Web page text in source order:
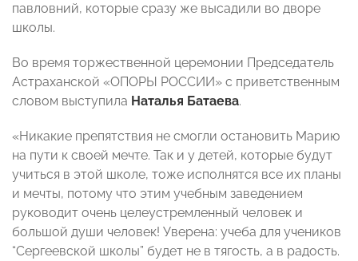
павловний, которые сразу же высадили во дворе
школы.
Во время торжественной церемонии Председатель
Астраханской «ОПОРЫ РОССИИ» с приветственным
словом выступила Наталья Батаева.
«Никакие препятствия не смогли остановить Марию
на пути к своей мечте. Так и у детей, которые будут
учиться в этой школе, тоже исполнятся все их планы
и мечты, потому что этим учебным заведением
руководит очень целеустремленный человек и
большой души человек! Уверена: учеба для учеников
“Сергеевской школы” будет не в тягость, а в радость.